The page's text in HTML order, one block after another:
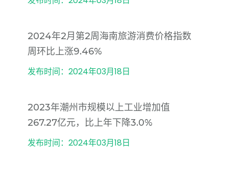
2024年2月第2周海南旅游消费价格指数
周环比上涨9.46%
发布时间：2024年03月18日
2023年潮州市规模以上工业增加值
267.27亿元，比上年下降3.0%
发布时间：2024年03月18日